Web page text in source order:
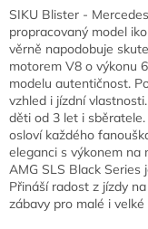
SIKU Blister -
propracovaný model
věrně napodobuje
motorem V8 o výkonu
modelu autentičnost.
vzhled i jízdní
děti od 3 let i
osloví každého
eleganci s výkonem na
AMG SLS Black
Přináší radost z jízdy
zábavy pro malé i velké